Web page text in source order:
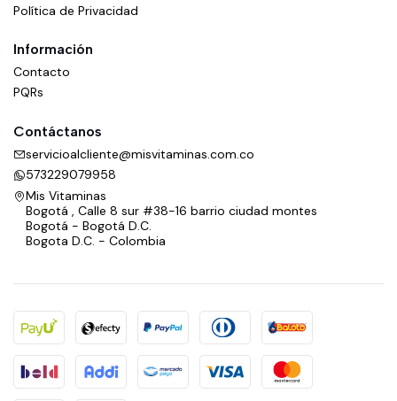
Política de Privacidad
Información
Contacto
PQRs
Contáctanos
servicioalcliente@misvitaminas.com.co
573229079958
Mis Vitaminas
Bogotá , Calle 8 sur #38-16 barrio ciudad montes
Bogotá - Bogotá D.C.
Bogota D.C. - Colombia